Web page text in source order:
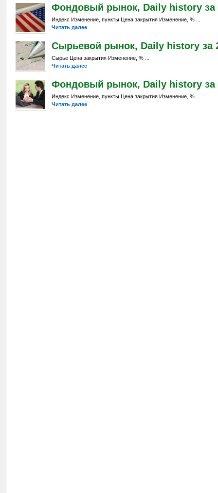
Фондовый рынок, Daily history за
Индекс Изменение, пункты Цена закрытия Изменение, % ...
Читать далее
Сырьевой рынок, Daily history за
Сырье Цена закрытия Изменение, % ...
Читать далее
Фондовый рынок, Daily history за
Индекс Изменение, пункты Цена закрытия Изменение, % ...
Читать далее